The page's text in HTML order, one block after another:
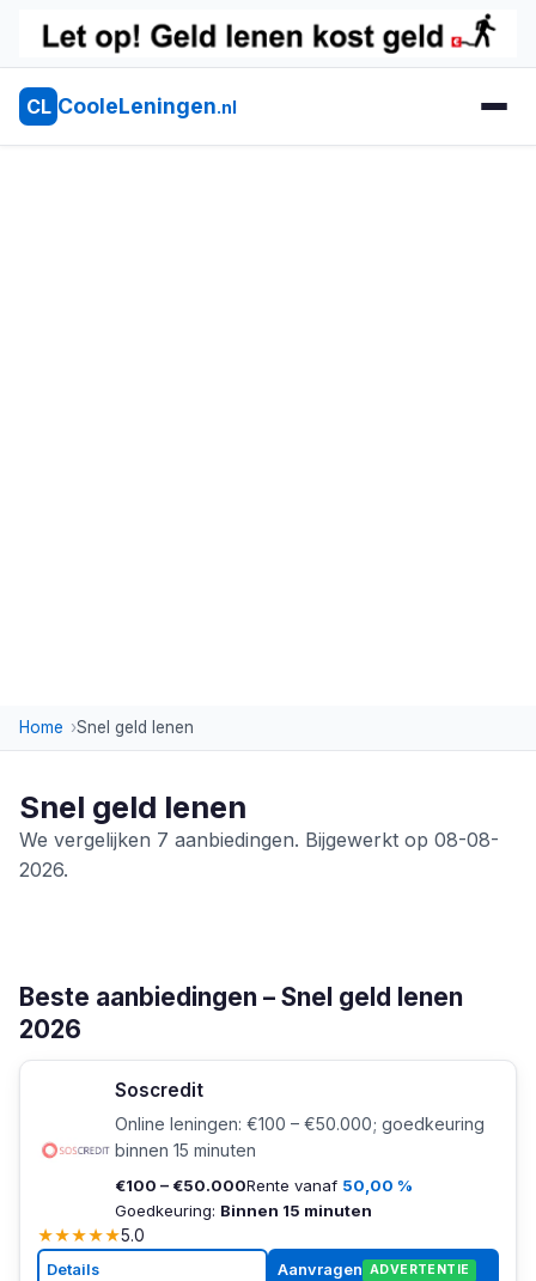
CL CooleLeningen.nl
Home Snel geld lenen
Snel geld lenen
We vergelijken 7 aanbiedingen. Bijgewerkt op 08-08-
2026.
Beste aanbiedingen – Snel geld lenen
2026
Soscredit
Online leningen: €100 – €50.000; goedkeuring
binnen 15 minuten
€100 – €50.000Rente vanaf 50,00 %
Goedkeuring: Binnen 15 minuten
★★★★★5.0
Details Aanvragen ADVERTENTIE